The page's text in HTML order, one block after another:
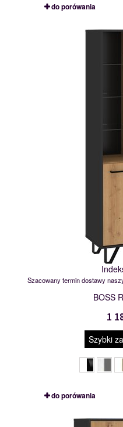
do porówania
Szacowany termin dostawy
BOSS
1
Szybki
do porówania